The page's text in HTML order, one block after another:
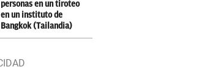
personas en un tiroteo
en un instituto de
Bangkok (Tailandia)